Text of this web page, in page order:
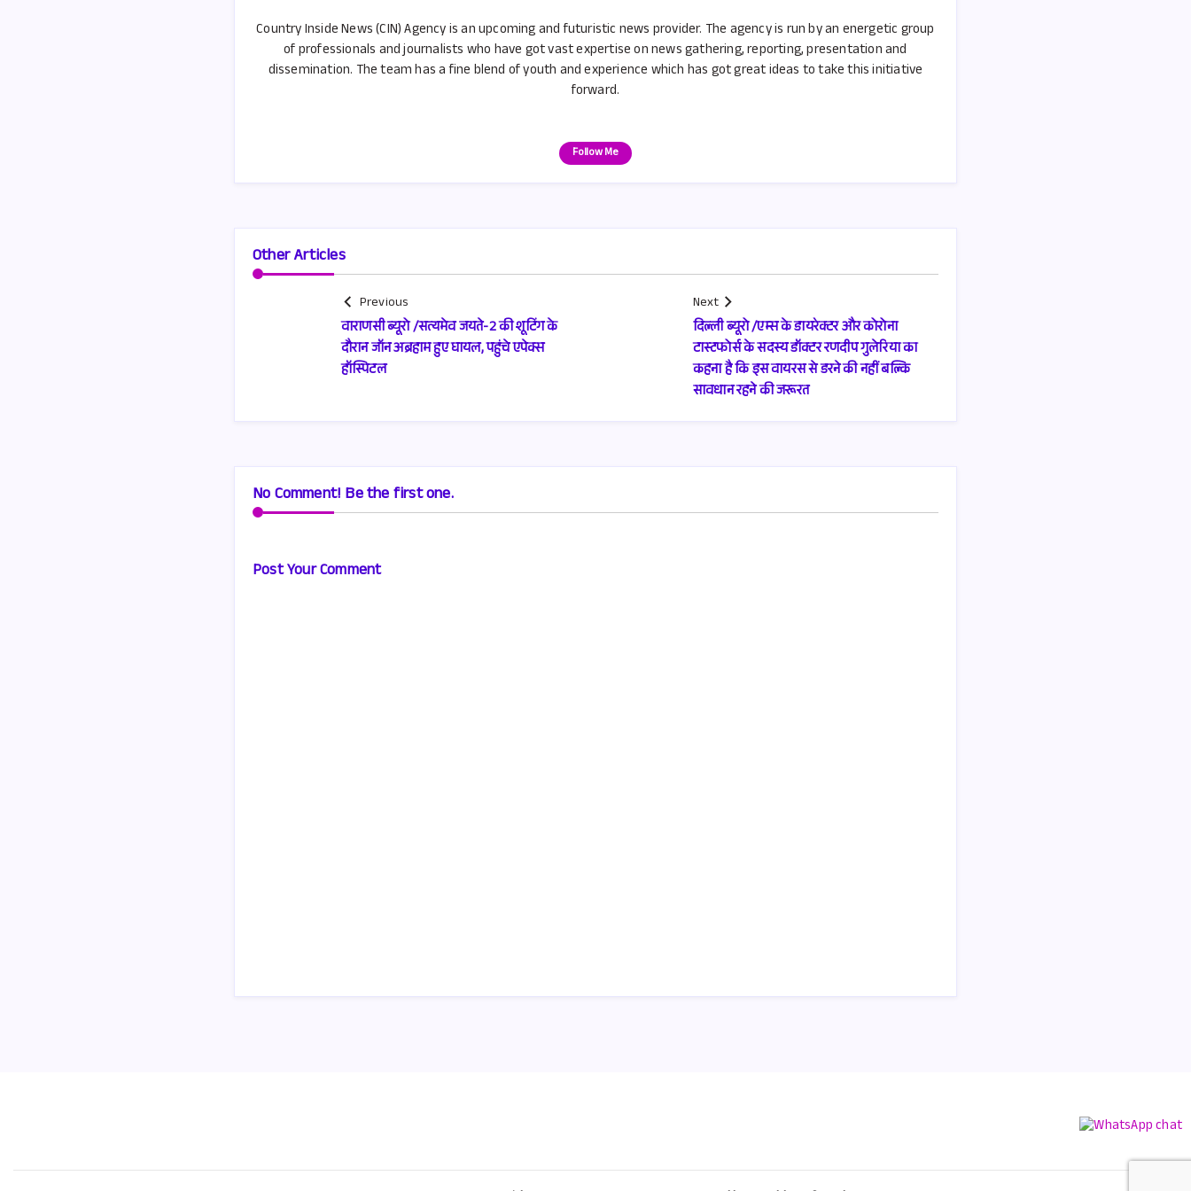
Country Inside News (CIN) Agency is an upcoming and futuristic news provider. The agency is run by an energetic group
of professionals and journalists who have got vast expertise on news gathering, reporting, presentation and
dissemination. The team has a fine blend of youth and experience which has got great ideas to take this initiative
forward.
Follow Me
Other Articles
Previous
वाराणसी ब्यूरो /सत्यमेव जयते-2 की शूटिंग के
दौरान जॉन अब्रहाम हुए घायल, पहुंचे एपेक्स
हॉस्पिटल
Next
दिल्ली ब्यूरो /एम्स के डायरेक्टर और कोरोना
टास्टफोर्स के सदस्य डॉक्टर रणदीप गुलेरिया का
कहना है कि इस वायरस से डरने की नहीं बल्कि
सावधान रहने की जरूरत
No Comment! Be the first one.
Post Your Comment